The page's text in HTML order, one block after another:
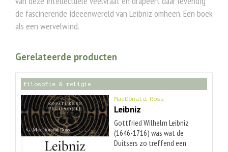
de fascinerende ideeënwereld van Leibniz omheen. Een boek
als een wervelwind.
Gerelateerde producten
filosofie & religie
MacDonald Ross
Leibniz
Gottfried Wilhelm Leibniz
(1646-1716) was wat de
Duitsers zo treffend een